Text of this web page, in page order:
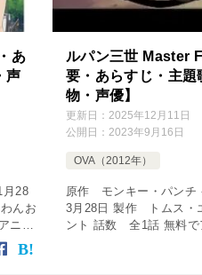
あ
声
28
んお
ニメ
じお-
ルパン三世 Master
要・あらすじ・主題
物・声優】
更新日： 2025年12月11日
公開日： 2023年9月16日
OVA（2012年）
原作 モンキー・パン
3月28日 製作 トムス・
ント 話数 全1話 無料で
しみましょう♪ [AMV]
PARTⅡ、PARTⅢ エロ